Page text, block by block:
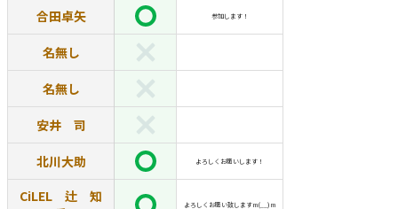
合田卓矢 参加します！
名無し
名無し
安井 司
北川大助 よろしくお願いします！
CiLEL 辻 知
よろしくお願い致しますm(__)m